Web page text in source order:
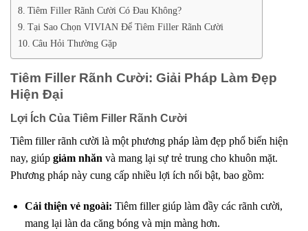
Tiêm Filler Rãnh Cười Có Đau Không?
Tại Sao Chọn VIVIAN Để Tiêm Filler Rãnh Cười
Câu Hỏi Thường Gặp
Tiêm Filler Rãnh Cười: Giải Pháp Làm Đẹp
Hiện Đại
Lợi Ích Của Tiêm Filler Rãnh Cười
Tiêm filler rãnh cười là một phương pháp làm đẹp phổ biến hiện
nay, giúp giảm nhăn và mang lại sự trẻ trung cho khuôn mặt.
Phương pháp này cung cấp nhiều lợi ích nổi bật, bao gồm:
Cải thiện vẻ ngoài: Tiêm filler giúp làm đầy các rãnh cười,
mang lại làn da căng bóng và mịn màng hơn.